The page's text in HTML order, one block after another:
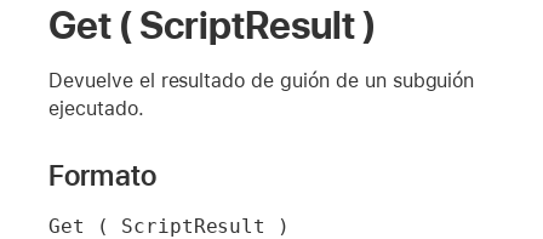
Get ( ScriptResult )
Devuelve el resultado de guión de un subguión
ejecutado.
Formato
Get ( ScriptResult )